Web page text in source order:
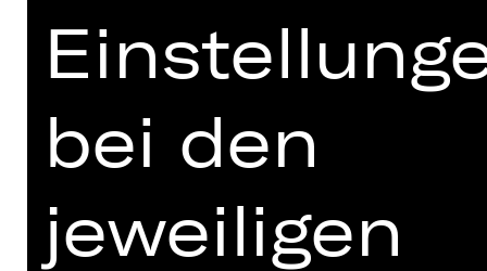
Förderverein Schauspiel Nürnberg
bei den
jeweiligen